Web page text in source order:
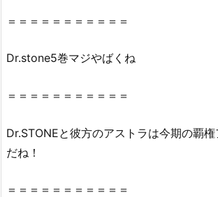
p、
a
で
ペ
ジ
＝＝＝＝＝＝＝＝＝＝＝
Dr.stone5巻マジやばくね
＝＝＝＝＝＝＝＝＝＝＝
Dr.STONEと彼方のアストラは今期の覇
だね！
＝＝＝＝＝＝＝＝＝＝＝